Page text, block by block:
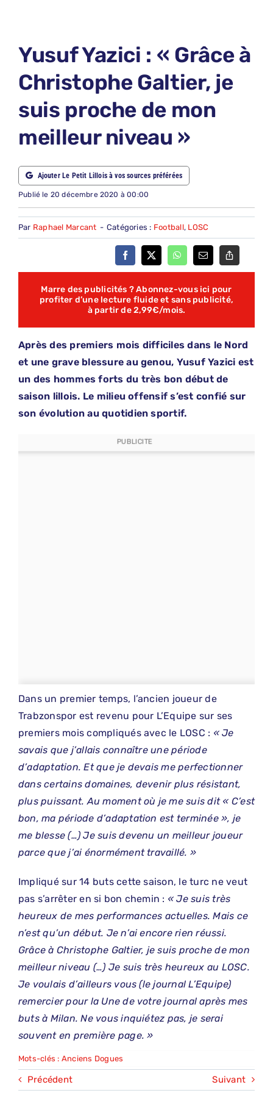
ABONNEMENTS
NOUS CONTACTER
NOUS SUIVRE
Rechercher:
Yusuf Yazici : « Grâce à
Christophe Galtier, je
suis proche de mon
meilleur niveau »
Ajouter Le Petit Lillois à vos sources préférées
Publié le 20 décembre 2020 à 00:00
Par Raphael Marcant - Catégories : Football, LOSC
Marre des publicités ? Abonnez-vous ici pour
profiter d’une lecture fluide et sans publicité,
à partir de 2,99€/mois.
Après des premiers mois difficiles dans le Nord
et une grave blessure au genou, Yusuf Yazici est
un des hommes forts du très bon début de
saison lillois. Le milieu offensif s’est confié sur
son évolution au quotidien sportif.
PUBLICITE
Dans un premier temps, l’ancien joueur de
Trabzonspor est revenu pour L’Equipe sur ses
premiers mois compliqués avec le LOSC : « Je
savais que j’allais connaître une période
d’adaptation. Et que je devais me perfectionner
dans certains domaines, devenir plus résistant,
plus puissant. Au moment où je me suis dit « C’est
bon, ma période d’adaptation est terminée », je
me blesse (…) Je suis devenu un meilleur joueur
parce que j’ai énormément travaillé. »
Impliqué sur 14 buts cette saison, le turc ne veut
pas s’arrêter en si bon chemin : « Je suis très
heureux de mes performances actuelles. Mais ce
n’est qu’un début. Je n’ai encore rien réussi.
Grâce à Christophe Galtier, je suis proche de mon
meilleur niveau (…) Je suis très heureux au LOSC.
Je voulais d’ailleurs vous (le journal L’Equipe)
remercier pour la Une de votre journal après mes
buts à Milan. Ne vous inquiétez pas, je serai
souvent en première page. »
Mots-clés : Anciens Dogues
Précédent Suivant